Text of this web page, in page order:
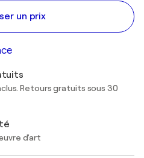
un prix
Retours gratuits sous 30
d'art